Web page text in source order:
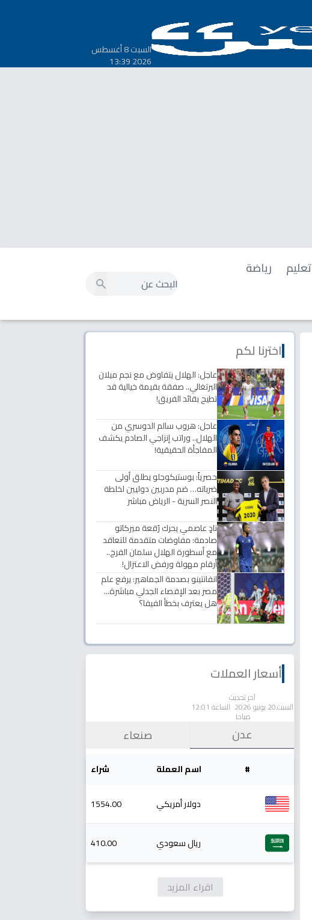
السبت 8 أغسطس
2026 13:39
تعليم
رياضة
اخترنا لكم
عاجل: الهلال يتفاوض مع نجم ميلان
البرتغالي.. صفقة بقيمة خيالية قد
تطيح بقائد الفريق!
عاجل: هروب سالم الدوسري من
الهلال.. وراتب إنزاجي الصادم يكشف
المفاجأة الحقيقية!
حصرياً: بوستيكوجلو يطلق أولى
ضرباته… ضم مدربين دوليين لخلطة
النصر السرية - الرياض مباشر
نادٍ عاصمي يحرك رُقعة ميركاتو
صادمة: مفاوضات متقدمة للتعاقد
مع أسطورة الهلال سلمان الفرج..
أرقام مهولة ورفض الاعتزال!
انفانتينو بصدمة الجماهير: يرفع علم
مصر بعد الإقصاء الجدلي مباشرة...
هل يعترف بخطأ الفيفا؟
أسعار العملات
آخر تحديث
السبت,20 يونيو 2026 الساعة 12:01
صباحا
عدن صنعاء
# اسم العملة شراء
دولار أمريكي 1554.00
ريال سعودي 410.00
اقراء المزيد